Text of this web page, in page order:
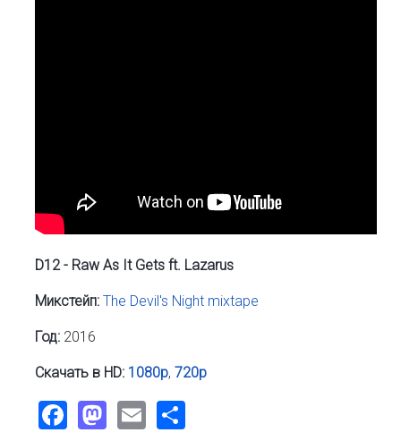
D12 - Raw As It Gets ft. Lazarus
Микстейп: The Devil's Night mixtape
Год: 2016
Скачать в HD: 1080p, 720p
Facebook
Mastodon
Email